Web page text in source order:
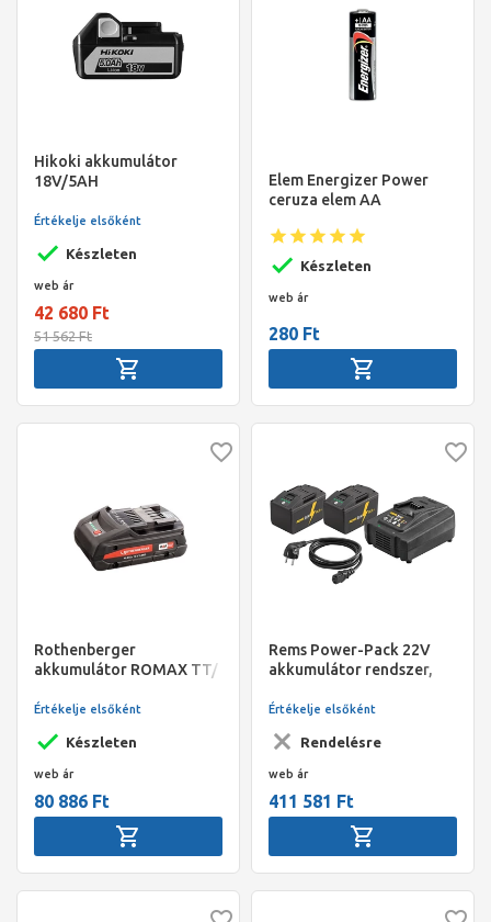
Hikoki akkumulátor
18V/5AH
Készleten
Értékelje elsőként
web ár
42 680 Ft
51 562 Ft
Elem Energizer Power
ceruza elem AA
Készleten
web ár
280 Ft
Rothenberger
akkumulátor ROMAX TT/
Ion
Készleten
Értékelje elsőként
web ár
80 886 Ft
Rems Power-Pack 22V
akkumulátor rendszer,
Rendelésre
Értékelje elsőként
web ár
411 581 Ft